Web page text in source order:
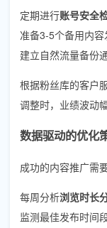
定期进行账号安全
准备3-5个备用内
建立自然流量备份
根据粉丝库的客户
调整时，业绩波动
数据驱动的优化
成功的内容推广需
每周分析浏览时长
监测最佳发布时间